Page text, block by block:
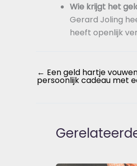
Wie krijgt het
Gerard Joling
heeft openlijk
← Een geld hartje
persoonlijk cadeau met